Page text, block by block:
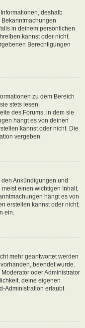
deshalb
in deinem persönlichen
kannst oder nicht,
Berechtigungen
zu dem Bereich
stets lesen.
des Forums, in dem sie
hängt es von deinen
kannst oder nicht. Die
vergeben.
Ankündigungen und
einen wichtigen Inhalt,
hängt es von
erstellen kannst oder nicht;
ein.
mehr geantwortet werden
beendet wurde.
oder Administrator
deine eigenen
Administration erlaubt